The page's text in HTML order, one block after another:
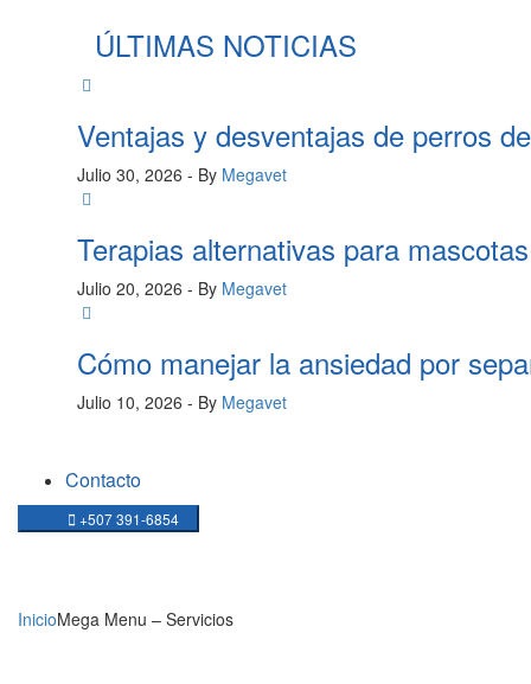
ÚLTIMAS NOTICIAS
Ventajas y desventajas de perros
Julio 30, 2026 - By Megavet
Terapias alternativas para
Julio 20, 2026 - By Megavet
Cómo manejar la ansiedad por
Julio 10, 2026 - By Megavet
Contacto
+507 391-6854
InicioMega Menu – Servicios